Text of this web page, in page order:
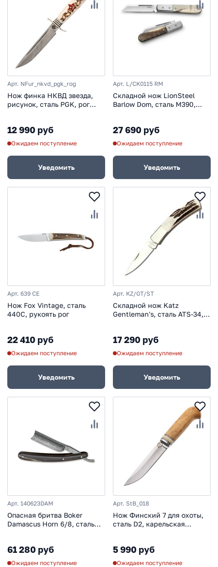
Арт. NFur_nkvd_pgk_rog
Нож финка НКВД звезда,
рисунок, сталь PGK, рог
12 990 руб
Ожидаем поступление
Уведомить
Арт. L/CK0115 RM
Складной нож LionSteel
Barlow Dom, сталь M390,
27 690 руб
Ожидаем поступление
Уведомить
Арт. 639 CE
Нож Fox Vintage, сталь
440C, рукоять рог
22 410 руб
Ожидаем поступление
Уведомить
Арт. KZ/GT/ST
Складной нож Katz
Gentleman's, сталь ATS-34,
17 290 руб
Ожидаем поступление
Уведомить
Арт. 140623DAM
Опасная бритва Boker
Damascus Horn 6/8, сталь
61 280 руб
Ожидаем поступление
Арт. StB_018
Нож Финский 7 для охоты,
сталь D2, карельская
5 990 руб
Ожидаем поступление